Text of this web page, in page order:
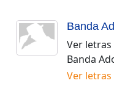
Banda
Ver
Banda
Ver